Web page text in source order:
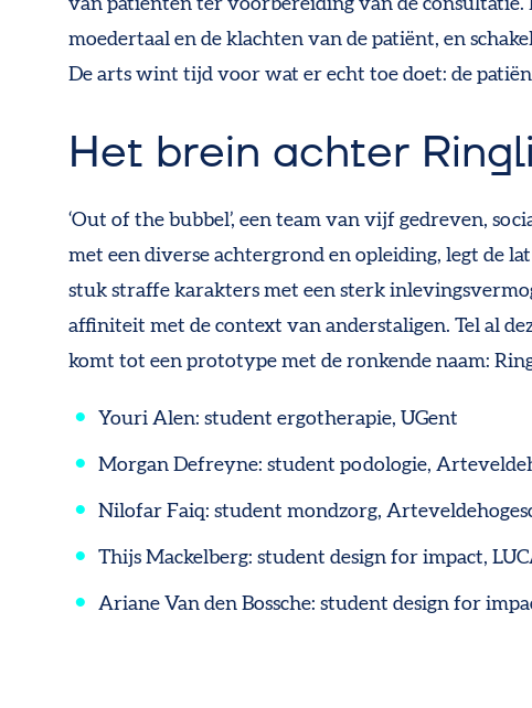
van patiënten ter voorbereiding van de consultatie.
moedertaal en de klachten van de patiënt, en
De arts wint tijd voor wat er echt toe doet: de
Het brein achter Ringli
‘Out of the bubbel’, een team van vijf gedreven,
met een diverse achtergrond en opleiding, legt de
stuk straffe karakters met een sterk
affiniteit met de context van anderstaligen. Tel al
komt tot een prototype met de ronkende naam:
Youri Alen: student ergotherapie, UGent
Morgan Defreyne: student podologie,
Nilofar Faiq: student mondzorg,
Thijs Mackelberg: student design for impact,
Ariane Van den Bossche: student design for